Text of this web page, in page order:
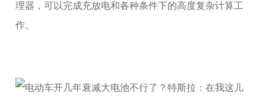
理器，可以完成充放电和各种条件下的高度复杂计算工
作。